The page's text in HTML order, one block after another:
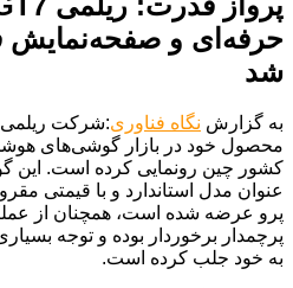
حرفه‌ای و صفحه‌نمایش
شد
به گزارش نگاه فناوری:شرکت ریلمی
کشور چین رونمایی کرده است. این
عنوان مدل استاندارد و با قیمتی
پرو عرضه شده است، همچنان از
پرچمدار برخوردار بوده و توجه
به خود جلب کرده است.